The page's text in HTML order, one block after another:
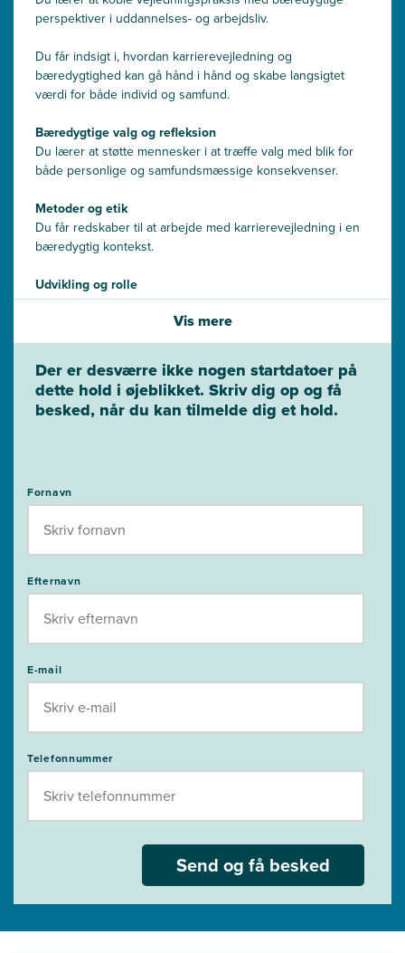
perspektiver i uddannelses- og arbejdsliv.
Du får indsigt i, hvordan karrierevejledning og
bæredygtighed kan gå hånd i hånd og skabe langsigtet
værdi for både individ og samfund.
Bæredygtige valg og refleksion
Du lærer at støtte mennesker i at træffe valg med blik for
både personlige og samfundsmæssige konsekvenser.
Metoder og etik
Du får redskaber til at arbejde med karrierevejledning i en
bæredygtig kontekst.
Udvikling og rolle
Du bliver i stand til at reflektere over din rolle og skabe
meningsfulde vejledningsrelationer.
Vis mere
Der er desværre ikke nogen startdatoer på
dette hold i øjeblikket. Skriv dig op og få
besked, når du kan tilmelde dig et hold.
Fornavn
Efternavn
E-mail
Telefonnummer
Send og få besked